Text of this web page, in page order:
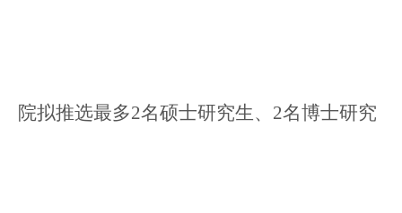
院拟推选最多2名硕士研究生、2名博士研究